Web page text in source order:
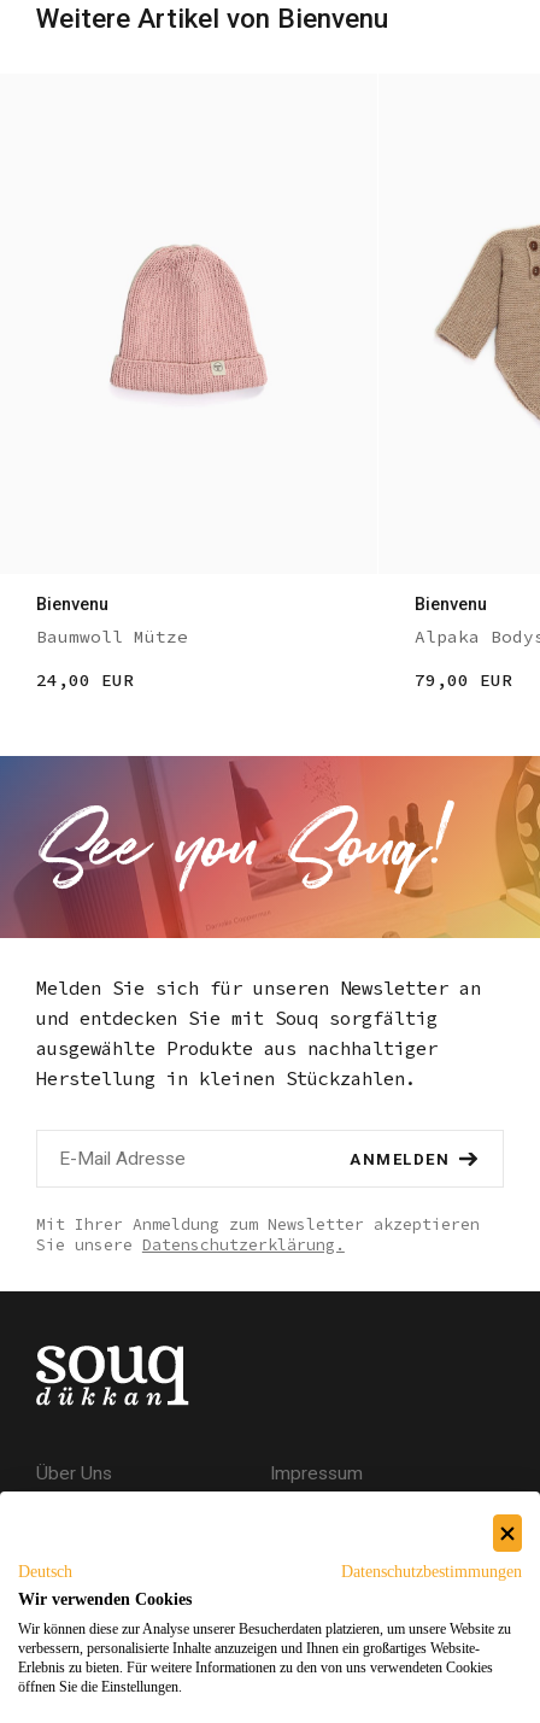
Weitere Artikel von Bienvenu
Bienvenu
Baumwoll Mütze
24,00 EUR
Bienvenu
Alpaka
79,00 EUR
Melden Sie sich für unseren Newsletter an
und entdecken Sie mit Souq sorgfältig
ausgewählte Produkte aus nachhaltiger
Herstellung in kleinen Stückzahlen.
ANMELDEN
Mit Ihrer Anmeldung zum Newsletter akzeptieren
Sie unsere Datenschutzerklärung.
Über Uns
Impressum
Sicheres Einkaufen
Deutsch
Datenschutzbestimmungen
Wir verwenden Cookies
Wir können diese zur Analyse unserer Besucherdaten platzieren, um unsere Website zu
verbessern, personalisierte Inhalte anzuzeigen und Ihnen ein großartiges Website-
Erlebnis zu bieten. Für weitere Informationen zu den von uns verwendeten Cookies
öffnen Sie die Einstellungen.